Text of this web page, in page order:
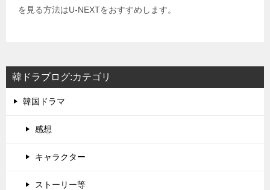
を見る方法はU-NEXTをおすすめします。
韓ドラブログ:カテゴリ
韓国ドラマ
感想
キャラクター
ストーリー等